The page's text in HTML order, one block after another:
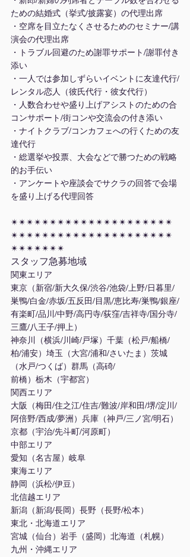
ための結婚式（挙式/披露宴）の代理出席
・空席を目立たなくさせるためのセミナー/講
演会の代理出席
・トラブル回避のため謝罪サポート/謝罪付き
添い
・一人では参加しずらいイベントに友達代行/
レンタル恋人（彼氏代行・彼女代行）
・人数合わせや盛り上げアシストのための合
コンサポート/街コンや交流会の付き添い
・ナイトクラブ/コンカフェへの行くための友
達代行
・総選挙や投票、大会などで勝つための戦略
的お手伝い
・アンケートや座談会でサクラの回答で会場
を盛り上げる代理回答
✴︎✴︎✴︎✴︎✴︎✴︎✴︎✴︎✴︎✴︎✴︎✴︎✴︎✴︎✴︎✴︎✴︎✴︎✴︎✴︎✴︎
✴︎✴︎✴︎✴︎✴︎✴︎✴︎✴︎✴︎✴︎✴︎✴︎✴︎✴︎✴︎✴︎✴︎✴︎✴︎✴︎✴︎
✴︎✴︎✴︎✴︎✴︎✴︎✴︎
スタッフ急募地域
関東エリア
東京（新宿/新大久保/渋谷/池袋/上野/日暮里/
巣鴨/白金/赤坂/五反田/目黒/恵比寿/巣鴨/銀座/
有楽町/品川/中野/高円寺/荻窪/吉祥寺/国分寺/
三鷹/八王子/押上）
神奈川（横浜/川崎/戸塚）千葉（松戸/船橋/
柏/浦安）埼玉（大宮/浦和/さいたま）茨城
（水戸/つくば）群馬（高碕/
前橋）栃木（宇都宮）
関西エリア
大阪（梅田/住之江/住吉/難波/岸和田/堺/淀川/
阿倍野/西成/夢洲）兵庫（神戸/三ノ宮/明石）
京都（宇治/先斗町/河原町）
中部エリア
愛知（名古屋）岐阜
東海エリア
静岡（浜松/伊豆）
北信越エリア
新潟（新潟/長岡）長野（長野/松本）
東北・北海道エリア
宮城（仙台）岩手（盛岡）北海道（札幌）
九州・沖縄エリア